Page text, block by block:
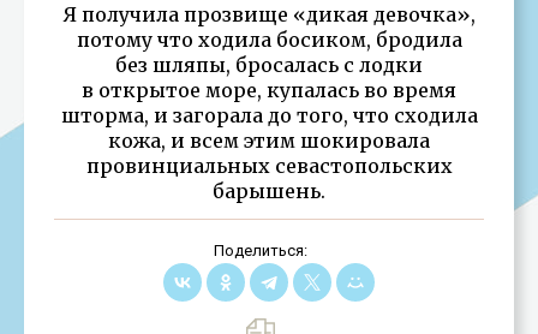
Я получила прозвище «дикая девочка»,
потому что ходила босиком, бродила
без шляпы, бросалась с лодки
в открытое море, купалась во время
шторма, и загорала до того, что сходила
кожа, и всем этим шокировала
провинциальных севастопольских
барышень.
Поделиться: